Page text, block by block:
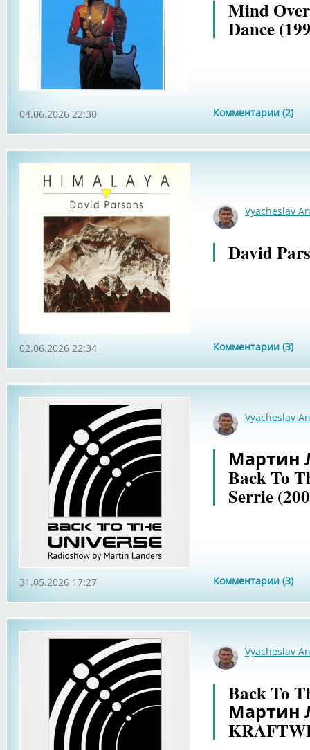
Mind
Dance
Комментарии (2)
04.06.2026 22:30
Vyacheslav
David
Комментарии (3)
02.06.2026 22:34
Vyacheslav
Мартин
Back To
Serrie
Комментарии (3)
31.05.2026 17:27
Vyacheslav
Back To
Мартин